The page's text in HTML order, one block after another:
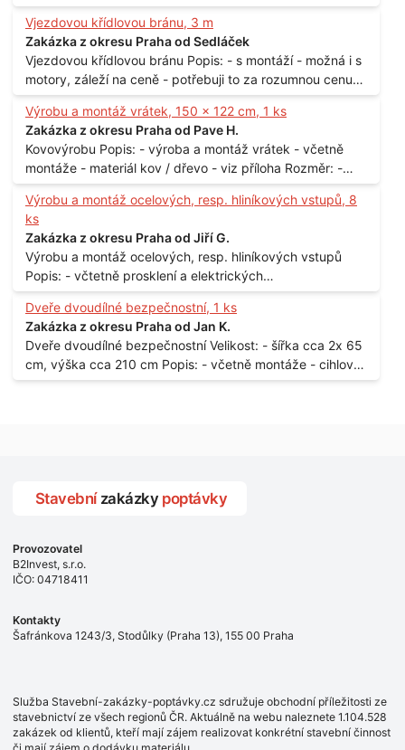
80 cm, levé, 2 ks - 80 cm, pravé, 3 ks - 60 cm, levé, 2 ks
Lokalita: - Praha 10
Vjezdovou křídlovou bránu, 3 m
Zakázka z okresu Praha od Sedláček
Vjezdovou křídlovou bránu Popis: - s montáží - možná i s
motory, záleží na ceně - potřebuji to za rozumnou cenu
Materiál: - ocel Množství: - 1 ks Velikost: - 3 m Lokalita: -
Praha
Výrobu a montáž vrátek, 150 x 122 cm, 1 ks
Zakázka z okresu Praha od Pave H.
Kovovýrobu Popis: - výroba a montáž vrátek - včetně
montáže - materiál kov / dřevo - viz příloha Rozměr: -
150 x 122 cm Lokalita: - Senohraby Nabídky na e-mail.
Výrobu a montáž ocelových, resp. hliníkových vstupů, 8
ks
Zakázka z okresu Praha od Jiří G.
Výrobu a montáž ocelových, resp. hliníkových vstupů
Popis: - včtetně prosklení a elektrických
samozamýkacích zámků pro panelový dům - jedná se o
vchodové dveře umístěné v zarámovaném a proskleném
portálu - předmětem dodávky bude i demontáž
stávajících a už nevyhovujících prosklených,
umělohmotných vstupů Množství: - 8 ks Lokalita: - 7, 9,
Dveře dvoudílné bezpečnostní, 1 ks
Zakázka z okresu Praha od Jan K.
Dveře dvoudílné bezpečnostní Velikost: - šířka cca 2x 65
cm, výška cca 210 cm Popis: - včetně montáže - cihlový
dům, 2. patro - vchod z chodby - rozměry bez zárubní
Stavební zakázky poptávky
Provozovatel
B2Invest, s.r.o.
IČO: 04718411
Kontakty
Šafránkova 1243/3, Stodůlky (Praha 13), 155 00 Praha
Služba Stavební-zakázky-poptávky.cz sdružuje obchodní příležitosti ze
stavebnictví ze všech regionů ČR. Aktuálně na webu naleznete 1.104.528
zakázek od klientů, kteří mají zájem realizovat konkrétní stavební činnost